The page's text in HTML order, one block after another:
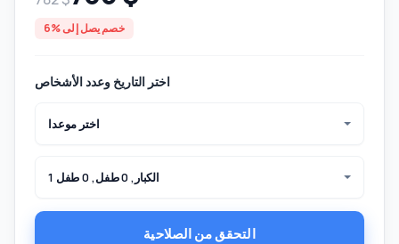
خصم يصل إلى %6
اختر التاريخ وعدد الأشخاص
اختر موعدا
1 الكبار, 0 طفل, 0 طفل
التحقق من الصلاحية